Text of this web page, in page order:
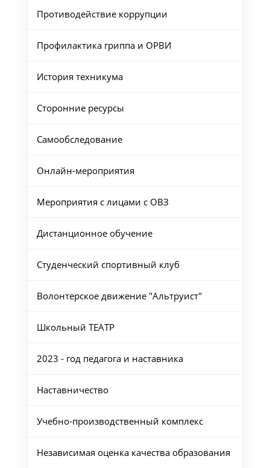
Противодействие коррупции
Профилактика гриппа и ОРВИ
История техникума
Сторонние ресурсы
Самообследование
Онлайн-мероприятия
Мероприятия с лицами с ОВЗ
Дистанционное обучение
Студенческий спортивный клуб
Волонтерское движение "Альтруист"
Школьный ТЕАТР
2023 - год педагога и наставника
Наставничество
Учебно-производственный комплекс
Независимая оценка качества образования